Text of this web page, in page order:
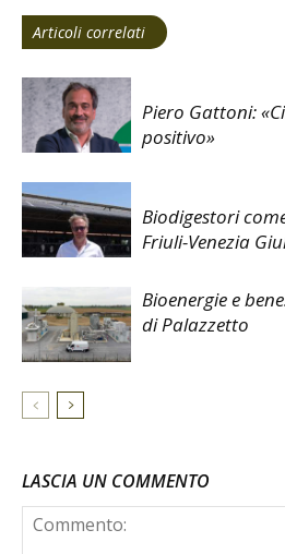
Articoli correlati
Piero Gattoni:
positivo»
Biodigestori
Friuli-Venezia
Bioenergie e
di Palazzetto
LASCIA UN COMMENTO